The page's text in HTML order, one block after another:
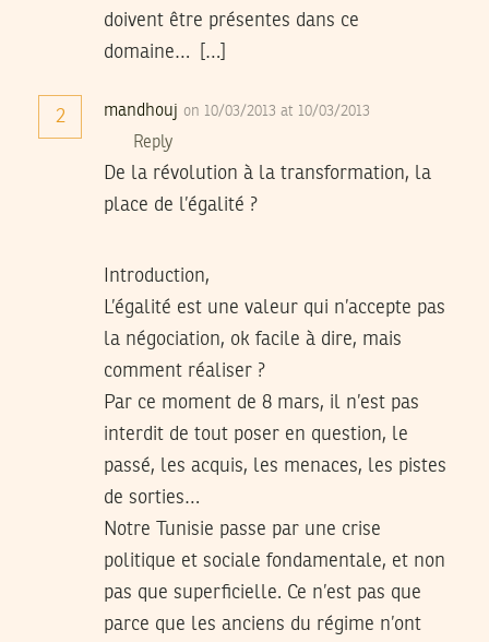
doivent être présentes dans ce
domaine… […]
2 mandhouj on 10/03/2013 at 10/03/2013
Reply
De la révolution à la transformation, la
place de l’égalité ?
Introduction,
L’égalité est une valeur qui n’accepte pas
la négociation, ok facile à dire, mais
comment réaliser ?
Par ce moment de 8 mars, il n’est pas
interdit de tout poser en question, le
passé, les acquis, les menaces, les pistes
de sorties…
Notre Tunisie passe par une crise
politique et sociale fondamentale, et non
pas que superficielle. Ce n’est pas que
parce que les anciens du régime n’ont